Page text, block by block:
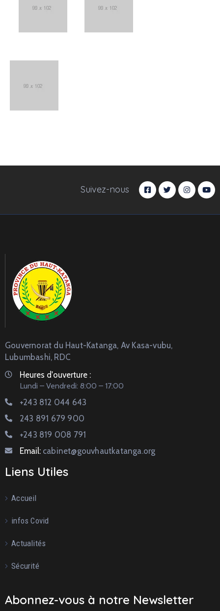
Suivez-nous
Gouvernorat du Haut-Katanga, Av Kasa-vubu,
Lubumbashi, RDC
Heures d'ouverture :
Lundi – Vendredi: 8:00 – 17:00
+243 812 044 643
243 891 679 900
+243 819 008 791
Email: cabinet@gouvhautkatanga.org
Liens Utiles
Accueil
infos Covid
Actualités
Sécurité
Abonnez-vous à notre Newsletter